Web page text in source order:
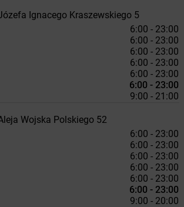
Ignacego Kraszewskiego 5
6:00 - 23:00
6:00 - 23:00
6:00 - 23:00
6:00 - 23:00
6:00 - 23:00
6:00 - 23:00
9:00 - 21:00
Wojska Polskiego 52
6:00 - 23:00
6:00 - 23:00
6:00 - 23:00
6:00 - 23:00
6:00 - 23:00
6:00 - 23:00
9:00 - 20:00